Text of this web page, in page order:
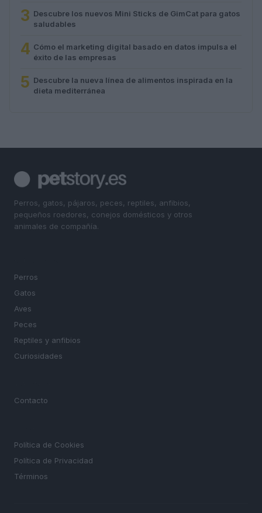
3 Descubre los nuevos Mini Sticks de GimCat para gatos
saludables
4 Cómo el marketing digital basado en datos impulsa el
éxito de las empresas
5 Descubre la nueva línea de alimentos inspirada en la
dieta mediterránea
Perros, gatos, pájaros, peces, reptiles, anfibios,
pequeños roedores, conejos domésticos y otros
animales de compañía.
Perros
Gatos
Aves
Peces
Reptiles y anfibios
Curiosidades
Contacto
Política de Cookies
Política de Privacidad
Términos